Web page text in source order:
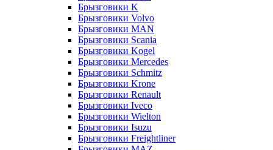
Брызговики K
Брызговики Volvo
Брызговики MAN
Брызговики Scania
Брызговики Kogel
Брызговики Mercedes
Брызговики Schmitz
Брызговики Krone
Брызговики Renault
Брызговики Iveco
Брызговики Wielton
Брызговики Isuzu
Брызговики Freightliner